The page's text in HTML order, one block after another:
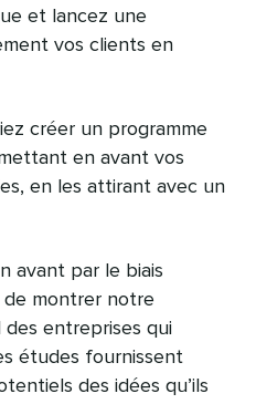
et lancez une
vos clients en
créer un programme
en avant vos
en les attirant avec un
avant par le biais
de montrer notre
des entreprises qui
études fournissent
des idées qu’ils